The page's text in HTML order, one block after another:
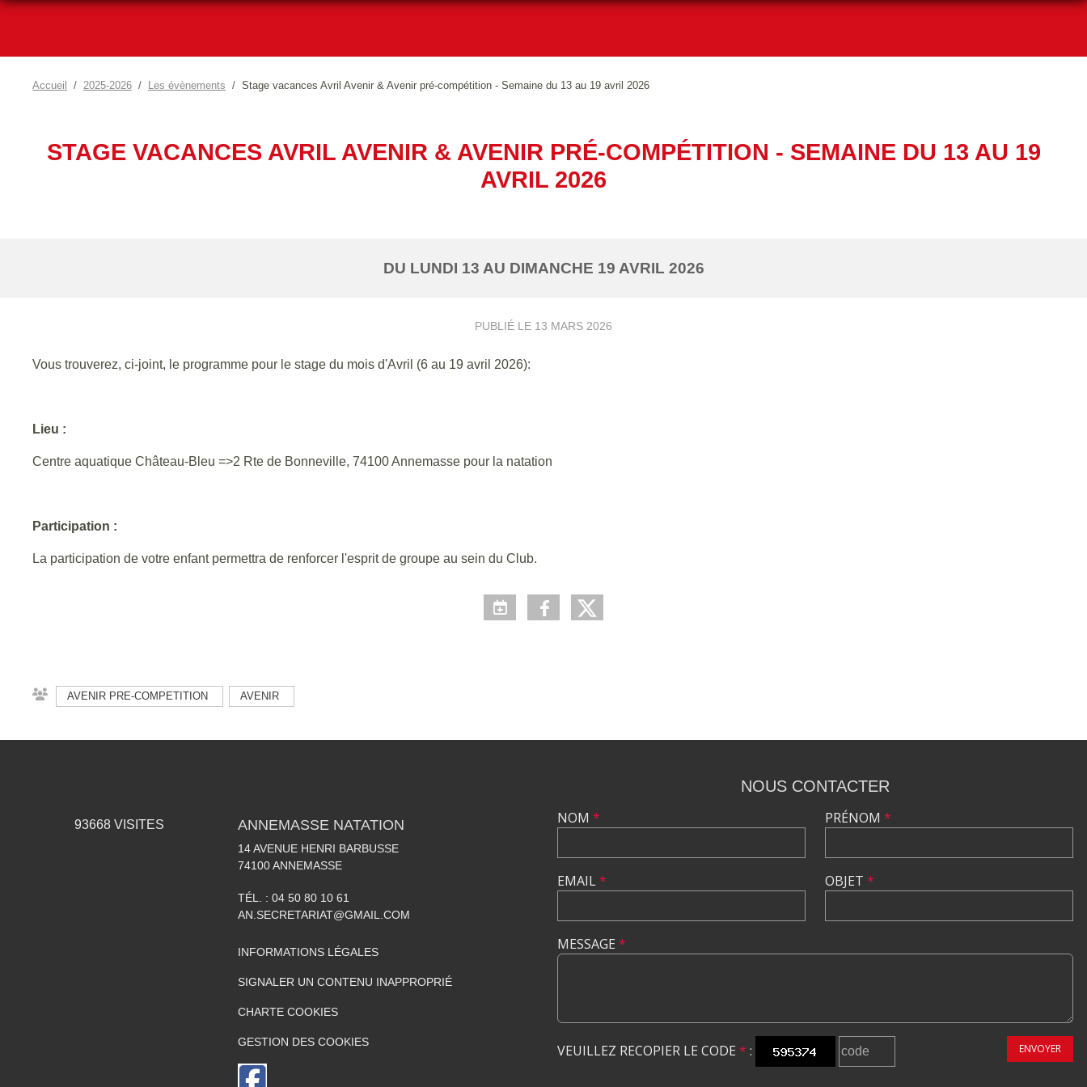
Accueil 2025-2026 Les évènements Stage vacances Avril Avenir & Avenir pré-compétition - Semaine du 13 au 19 avril 2026
STAGE VACANCES AVRIL AVENIR & AVENIR PRÉ-COMPÉTITION - SEMAINE DU 13 AU 19
AVRIL 2026
DU LUNDI 13 AU DIMANCHE 19 AVRIL 2026
PUBLIÉ LE 13 MARS 2026
Vous trouverez, ci-joint, le programme pour le stage du mois d'Avril (6 au 19 avril 2026):
Lieu :
Centre aquatique Château-Bleu =>2 Rte de Bonneville, 74100 Annemasse pour la natation
Participation :
La participation de votre enfant permettra de renforcer l'esprit de groupe au sein du Club.
AVENIR PRE-COMPETITION AVENIR
93668VISITES ANNEMASSE NATATION
14 AVENUE HENRI BARBUSSE
74100ANNEMASSE
TÉL. : 04 50 80 10 61
AN.SECRETARIAT@GMAIL.COM
INFORMATIONS LÉGALES
SIGNALER UN CONTENU INAPPROPRIÉ
CHARTE COOKIES
GESTION DES COOKIES
NOUS CONTACTER
NOM *
EMAIL*
PRÉNOM *
OBJET *
MESSAGE *
VEUILLEZ RECOPIER LE CODE * : ENVOYER